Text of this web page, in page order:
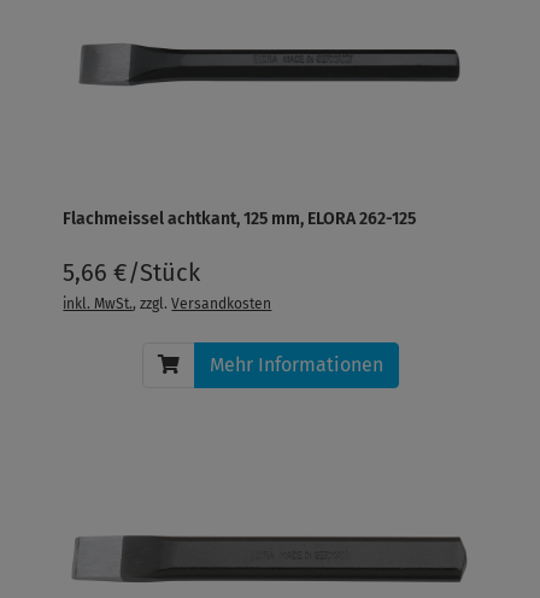
Flachmeissel achtkant, 125 mm, ELORA 262-125
5,66 €/Stück
inkl. MwSt., zzgl.Versandkosten
Mehr Informationen